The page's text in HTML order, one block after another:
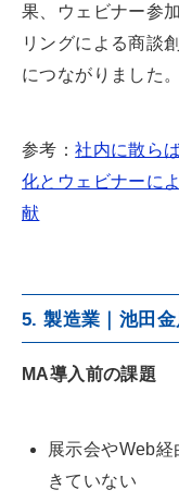
果、ウェビナー参
リングによる商談
につながりました。
参考：社内に散ら
化とウェビナーに
献
5. 製造業｜池田
MA導入前の課題
展示会やWeb
きていない